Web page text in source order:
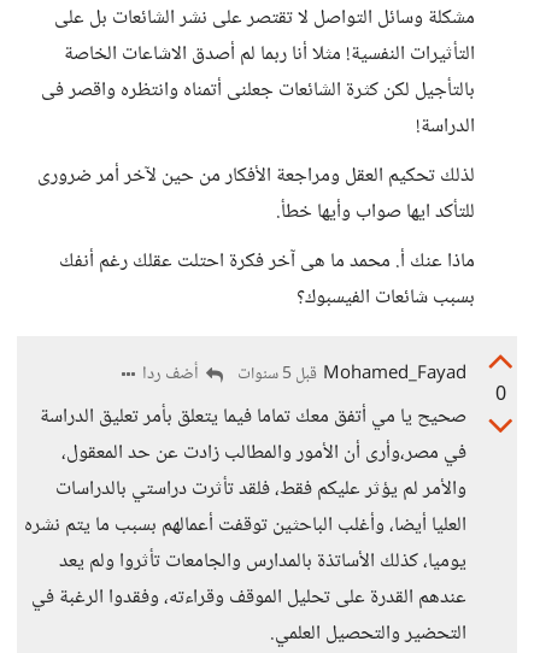
مشكلة وسائل التواصل لا تقتصر على نشر الشائعات بل على
التأثيرات النفسية! مثلا أنا ربما لم أصدق الاشاعات الخاصة
بالتأجيل لكن كثرة الشائعات جعلنى أتمناه وانتظره واقصر فى
الدراسة!
لذلك تحكيم العقل ومراجعة الأفكار من حين لآخر أمر ضرورى
للتأكد ايها صواب وأيها خطأ.
ماذا عنك أ. محمد ما هى آخر فكرة احتلت عقلك رغم أنفك
بسبب شائعات الفيسبوك؟
0
Mohamed_Fayad قبل 5 سنوات أضف ردا
صحيح يا مي أتفق معك تماما فيما يتعلق بأمر تعليق الدراسة
في مصر،وأرى أن الأمور والمطالب زادت عن حد المعقول،
والأمر لم يؤثر عليكم فقط، فلقد تأثرت دراستي بالدراسات
العليا أيضا، وأغلب الباحثين توقفت أعمالهم بسبب ما يتم نشره
يوميا، كذلك الأساتذة بالمدارس والجامعات تأثروا ولم يعد
عندهم القدرة على تحليل الموقف وقراءته، وفقدوا الرغبة في
التحضير والتحصيل العلمي.